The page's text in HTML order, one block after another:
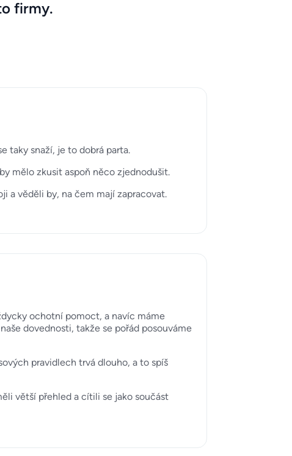
firmy.
taky snaží, je to dobrá parta.
mělo zkusit aspoň něco zjednodušit.
a věděli by, na čem mají zapracovat.
ochotní pomoct, a navíc máme
dovednosti, takže se pořád posouváme
pravidlech trvá dlouho, a to spíš
větší přehled a cítili se jako součást